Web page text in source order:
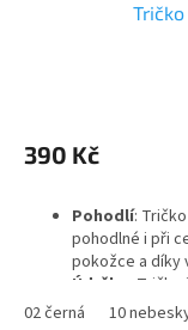
je
hvězdiček.
390 Kč
Pohodlí:
pohodlné i při
pokožce a díky
Údržba
:
°C, aby se
02 černá 10